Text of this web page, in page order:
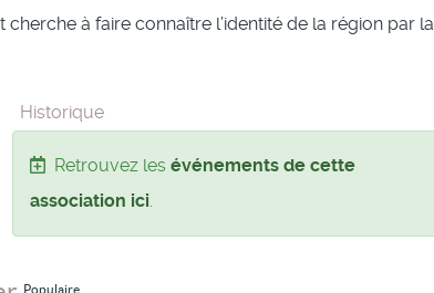
cherche à faire connaître l’identité de la région par
Historique
Retrouvez lesévénements de cette
association ici.
Populaire